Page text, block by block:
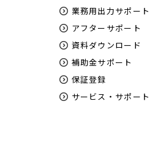
業務用出力サポート
アフターサポート
資料ダウンロード
補助金サポート
保証登録
サービス・サポート